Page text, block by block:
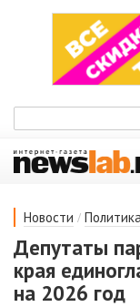
Новости / Политика
Депутаты
края
на 2026 год